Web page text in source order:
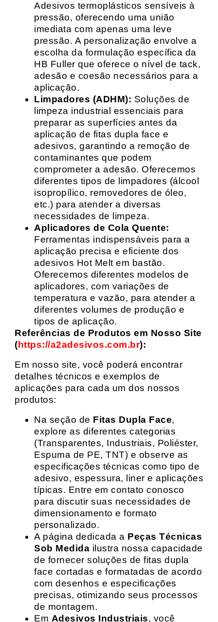
Adesivos termoplásticos sensíveis à
pressão, oferecendo uma união
imediata com apenas uma leve
pressão. A personalização envolve a
escolha da formulação específica da
HB Fuller que oferece o nível de tack,
adesão e coesão necessários para a
aplicação.
Limpadores (ADHM): Soluções de
limpeza industrial essenciais para
preparar as superfícies antes da
aplicação de fitas dupla face e
adesivos, garantindo a remoção de
contaminantes que podem
comprometer a adesão. Oferecemos
diferentes tipos de limpadores (álcool
isopropílico, removedores de óleo,
etc.) para atender a diversas
necessidades de limpeza.
Aplicadores de Cola Quente:
Ferramentas indispensáveis para a
aplicação precisa e eficiente dos
adesivos Hot Melt em bastão.
Oferecemos diferentes modelos de
aplicadores, com variações de
temperatura e vazão, para atender a
diferentes volumes de produção e
tipos de aplicação.
Referências de Produtos em Nosso Site
(https://a2adesivos.com.br):
Em nosso site, você poderá encontrar
detalhes técnicos e exemplos de
aplicações para cada um dos nossos
produtos:
Na seção de Fitas Dupla Face,
explore as diferentes categorias
(Transparentes, Industriais, Poliéster,
Espuma de PE, TNT) e observe as
especificações técnicas como tipo de
adesivo, espessura, liner e aplicações
típicas. Entre em contato conosco
para discutir suas necessidades de
dimensionamento e formato
personalizado.
A página dedicada a Peças Técnicas
Sob Medida ilustra nossa capacidade
de fornecer soluções de fitas dupla
face cortadas e formatadas de acordo
com desenhos e especificações
precisas, otimizando seus processos
de montagem.
Em Adesivos Industriais, você